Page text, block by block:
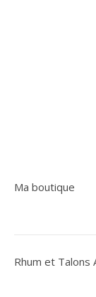
Ma boutique
Rhum et Talons